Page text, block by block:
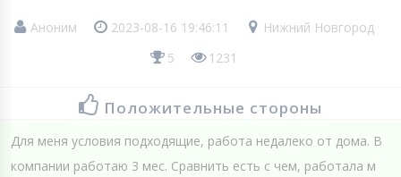
Аноним 2023-08-16 19:46:11
Нижний Новгород
5
1231
Положительные стороны
Для меня условия подходящие, работа недалеко от дома. В
компании работаю 3 мес. Сравнить есть с чем, работала м